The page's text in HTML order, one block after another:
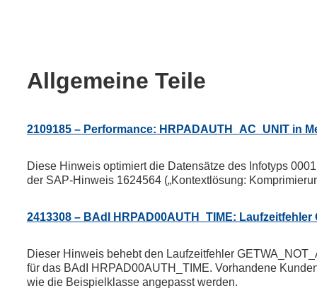
Allgemeine Teile
2109185 – Performance: HRPADAUTH_AC_UNIT in
Diese Hinweis optimiert die Datensätze des Infotyps
der SAP-Hinweis 1624564 („Kontextlösung:
2413308 – BAdI HRPAD00AUTH_TIME: Laufzeitfehler
Dieser Hinweis behebt den Laufzeitfehler
für das BAdI HRPAD00AUTH_TIME. Vorhandene
wie die Beispielklasse angepasst werden.